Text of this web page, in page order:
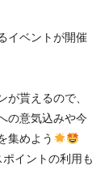
イベントが開催
貰えるので、
の意気込みや今
集めよう
イントの利用も